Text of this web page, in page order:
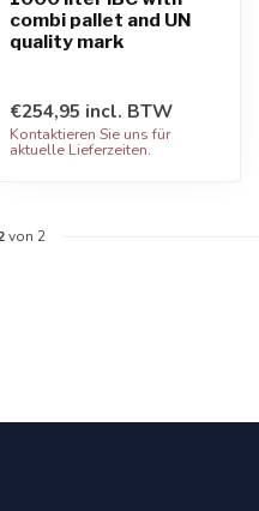
combi pallet and UN
quality mark
€254,95 incl. BTW
Kontaktieren Sie uns für
aktuelle Lieferzeiten.
von 2